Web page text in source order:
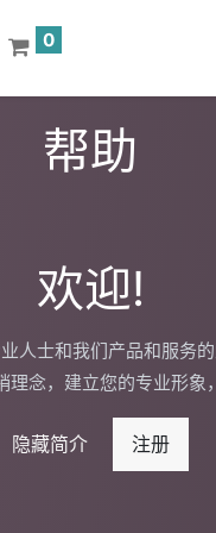
0
帮助
欢迎!
人士和我们产品和服务的
念，建立您的专业形象
隐藏简介 注册